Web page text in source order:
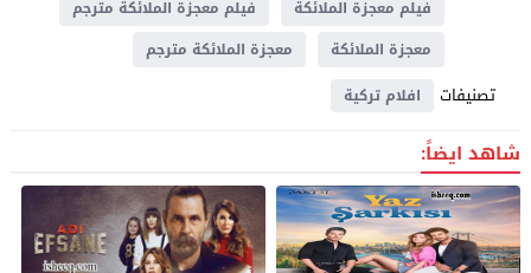
فيلم معجزة الملائكة
فيلم معجزة الملائكة مترجم
معجزة الملائكة
معجزة الملائكة مترجم
تصنيفات افلام تركية
شاهد ايضاً: